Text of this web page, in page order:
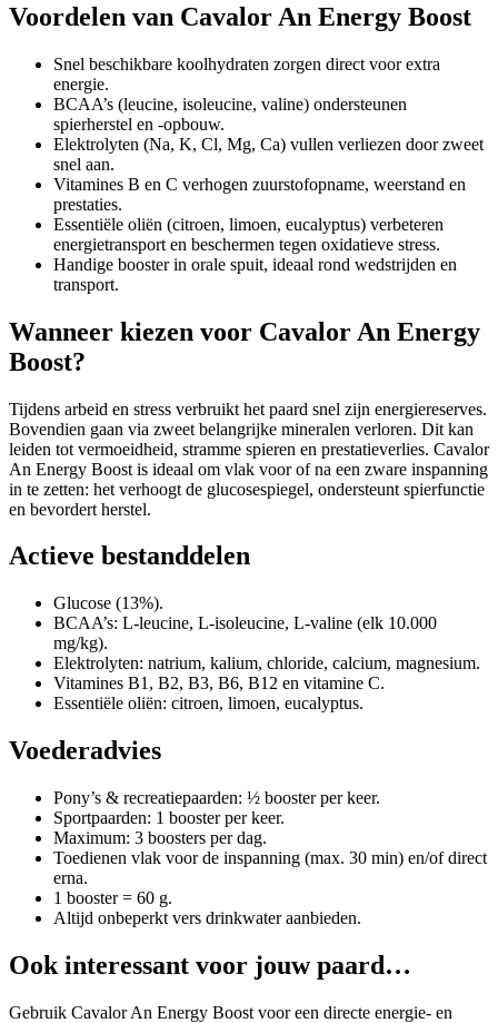
Voordelen van Cavalor An Energy Boost
Snel beschikbare koolhydraten zorgen direct voor extra
energie.
BCAA’s (leucine, isoleucine, valine) ondersteunen
spierherstel en -opbouw.
Elektrolyten (Na, K, Cl, Mg, Ca) vullen verliezen door zweet
snel aan.
Vitamines B en C verhogen zuurstofopname, weerstand en
prestaties.
Essentiële oliën (citroen, limoen, eucalyptus) verbeteren
energietransport en beschermen tegen oxidatieve stress.
Handige booster in orale spuit, ideaal rond wedstrijden en
transport.
Wanneer kiezen voor Cavalor An Energy
Boost?
Tijdens arbeid en stress verbruikt het paard snel zijn energiereserves.
Bovendien gaan via zweet belangrijke mineralen verloren. Dit kan
leiden tot vermoeidheid, stramme spieren en prestatieverlies. Cavalor
An Energy Boost is ideaal om vlak voor of na een zware inspanning
in te zetten: het verhoogt de glucosespiegel, ondersteunt spierfunctie
en bevordert herstel.
Actieve bestanddelen
Glucose (13%).
BCAA’s: L-leucine, L-isoleucine, L-valine (elk 10.000
mg/kg).
Elektrolyten: natrium, kalium, chloride, calcium, magnesium.
Vitamines B1, B2, B3, B6, B12 en vitamine C.
Essentiële oliën: citroen, limoen, eucalyptus.
Voederadvies
Pony’s & recreatiepaarden: ½ booster per keer.
Sportpaarden: 1 booster per keer.
Maximum: 3 boosters per dag.
Toedienen vlak voor de inspanning (max. 30 min) en/of direct
erna.
1 booster = 60 g.
Altijd onbeperkt vers drinkwater aanbieden.
Ook interessant voor jouw paard…
Gebruik Cavalor An Energy Boost voor een directe energie- en